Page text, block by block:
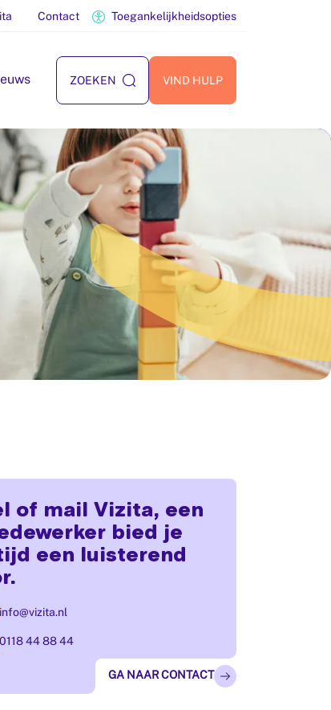
Contact Toegankelijkheidsopties
ZOEKEN VIND HULP
of mail Vizita, een
bied je
een luisterend
info@vizita.nl
0118 44 88 44
GA NAAR CONTACT